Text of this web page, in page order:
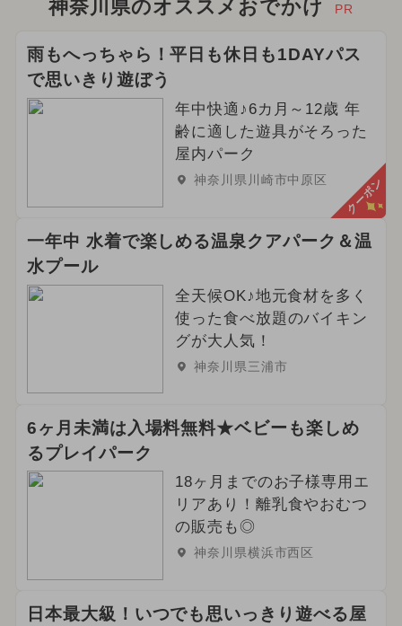
神奈川県のオススメおでかけ PR
雨もへっちゃら！平日も休日も1DAYパス
で思いきり遊ぼう
年中快適♪6カ月～12歳 年
齢に適した遊具がそろった
屋内パーク
神奈川県川崎市中原区 クーポン
一年中 水着で楽しめる温泉クアパーク＆温
水プール
全天候OK♪地元食材を多く
使った食べ放題のバイキン
グが大人気！
神奈川県三浦市
6ヶ月未満は入場料無料★ベビーも楽しめ
るプレイパーク
18ヶ月までのお子様専用エ
リアあり！離乳食やおむつ
の販売も◎
神奈川県横浜市西区
日本最大級！いつでも思いっきり遊べる屋